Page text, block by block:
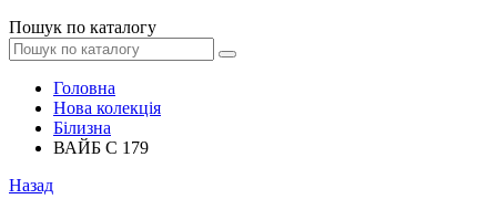
Пошук по каталогу
Головна
Нова колекція
Білизна
ВАЙБ С 179
Назад